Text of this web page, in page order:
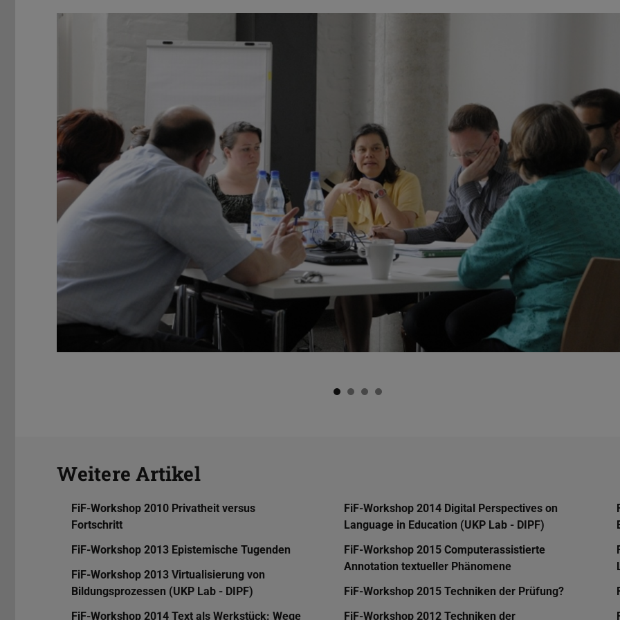
Zurück
Weitere Artikel
FiF-Workshop 2010 Privatheit versus
Fortschritt
FiF-Workshop 2013 Epistemische Tugenden
FiF-Workshop 2013 Virtualisierung von
Bildungsprozessen (UKP Lab - DIPF)
FiF-Workshop 2014 Text als Werkstück: Wege
FiF-Workshop 2014 Digital Perspectives on
Language in Education (UKP Lab - DIPF)
FiF-Workshop 2015 Computerassistierte
Annotation textueller Phänomene
FiF-Workshop 2015 Techniken der Prüfung?
FiF-Workshop 2012 Techniken der